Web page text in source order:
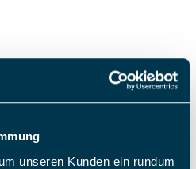
unseren Kunden ein rundum